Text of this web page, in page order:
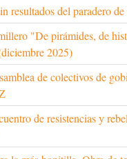
resultados del paradero de
"De pirámides, de
2025)
de colectivos de
de resistencias y